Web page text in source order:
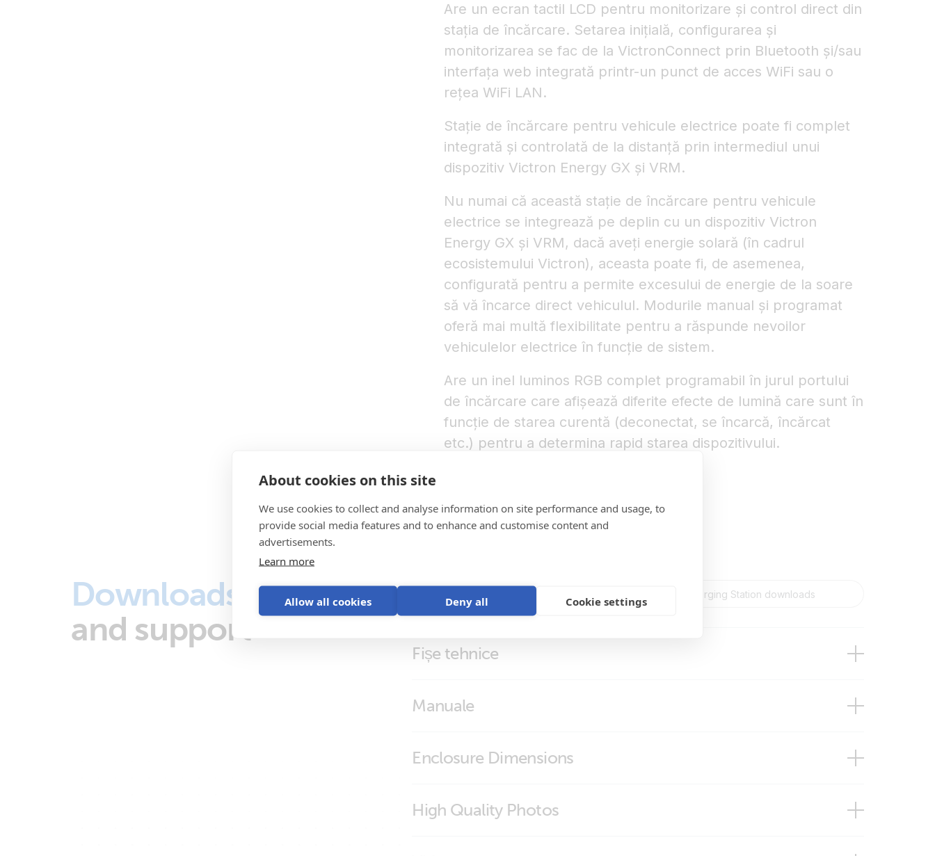
About cookies on this site
We use cookies to collect and analyse information on site performance and usage, to
provide social media features and to enhance and customise content and
advertisements.
Learn more
Allow all cookies Deny all Cookie settings
Are un ecran tactil LCD pentru monitorizare și control direct din
stația de încărcare. Setarea inițială, configurarea și
monitorizarea se fac de la VictronConnect prin Bluetooth și/sau
interfața web integrată printr-un punct de acces WiFi sau o
rețea WiFi LAN.
Stație de încărcare pentru vehicule electrice poate fi complet
integrată și controlată de la distanță prin intermediul unui
dispozitiv Victron Energy GX și VRM.
Nu numai că această stație de încărcare pentru vehicule
electrice se integrează pe deplin cu un dispozitiv Victron
Energy GX și VRM, dacă aveți energie solară (în cadrul
ecosistemului Victron), aceasta poate fi, de asemenea,
configurată pentru a permite excesului de energie de la soare
să vă încarce direct vehiculul. Modurile manual și programat
oferă mai multă flexibilitate pentru a răspunde nevoilor
vehiculelor electrice în funcție de sistem.
Are un inel luminos RGB complet programabil în jurul portului
de încărcare care afișează diferite efecte de lumină care sunt în
funcție de starea curentă (deconectat, se încarcă, încărcat
etc.) pentru a determina rapid starea dispozitivului.
Downloads
and support
Fișe tehnice
Manuale
Enclosure Dimensions
High Quality Photos